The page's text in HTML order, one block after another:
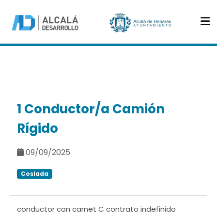
1 Conductor/a Camión
Rígido
09/09/2025
Coslada
conductor con carnet C contrato indefinido